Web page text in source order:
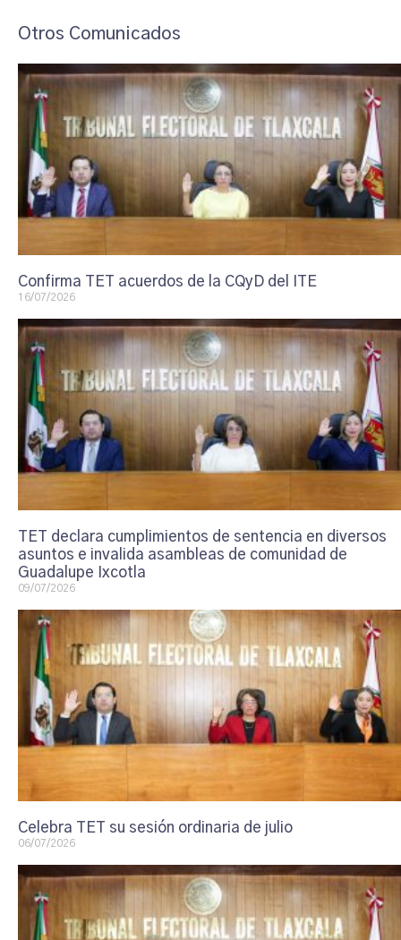
Otros Comunicados
Confirma TET acuerdos de la CQyD del ITE
16/07/2026
TET declara cumplimientos de sentencia en diversos
asuntos e invalida asambleas de comunidad de
Guadalupe Ixcotla
09/07/2026
Celebra TET su sesión ordinaria de julio
06/07/2026